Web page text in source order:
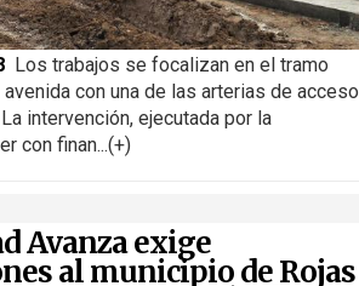
Los trabajos se focalizan en el tramo
con una de las arterias de acceso
intervención, ejecutada por la
con finan...(+)
Avanza exige
al municipio de Rojas